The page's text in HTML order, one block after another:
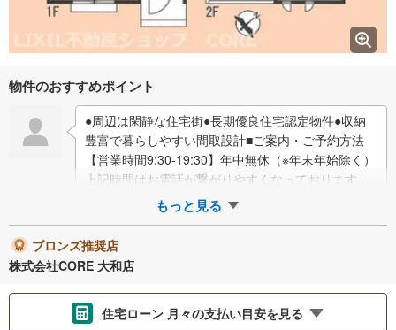
物件のおすすめポイント
●周辺は閑静な住宅街●長期優良住宅認定物件●収納
豊富で暮らしやすい間取設計■ご案内・ご予約方法
【営業時間9:30-19:30】年中無休（※年末年始除く）
上記時間はお電話が繋がりやすくなっております。
ぜひお気軽にご連絡下さい！現地を…
もっと見る
ブロンズ推奨店
株式会社CORE 大和店
住宅ローン 月々の支払い目安を見る